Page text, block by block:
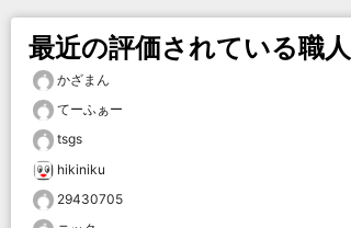
最近の評価されている職人
かざまん
てーふぁー
tsgs
hikiniku
29430705